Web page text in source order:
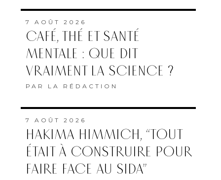
7 AOÛT 2026
CAFÉ, THÉ ET SANTÉ
MENTALE : QUE DIT
VRAIMENT LA SCIENCE ?
PAR LA RÉDACTION
7 AOÛT 2026
HAKIMA HIMMICH, “TOUT
ÉTAIT À CONSTRUIRE POUR
FAIRE FACE AU SIDA”